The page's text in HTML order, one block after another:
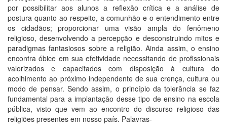
por possibilitar aos alunos a reflexão crítica e a análise de
postura quanto ao respeito, a comunhão e o entendimento entre
os cidadãos; proporcionar uma visão ampla do fenômeno
religioso, desenvolvendo a percepção e desconstruindo mitos e
paradigmas fantasiosos sobre a religião. Ainda assim, o ensino
encontra óbice em sua efetividade necessitando de profissionais
valorizados e capacitados com disposição à cultura do
acolhimento ao próximo independente de sua crença, cultura ou
modo de pensar. Sendo assim, o princípio da tolerância se faz
fundamental para a implantação desse tipo de ensino na escola
pública, visto que vem ao encontro do discurso religioso das
religiões presentes em nosso país. Palavras-